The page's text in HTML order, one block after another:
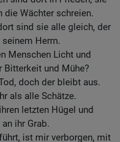
die Wächter schreien.
sind sie alle gleich, der
Herrn.
Menschen Licht und
Bitterkeit und Mühe?
doch der bleibt aus.
als alle Schätze.
letzten Hügel und
ihr Grab.
ist mir verborgen, mit